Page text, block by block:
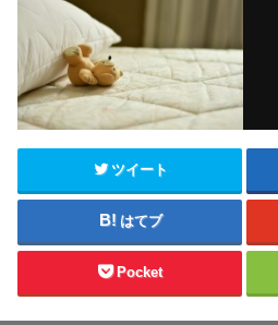
ツイート
はてブ
Pocket